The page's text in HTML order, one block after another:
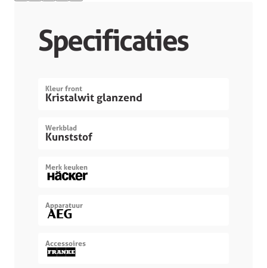
Specificaties
Kleur front
Kristalwit glanzend
Werkblad
Kunststof
Merk keuken
Apparatuur
Accessoires